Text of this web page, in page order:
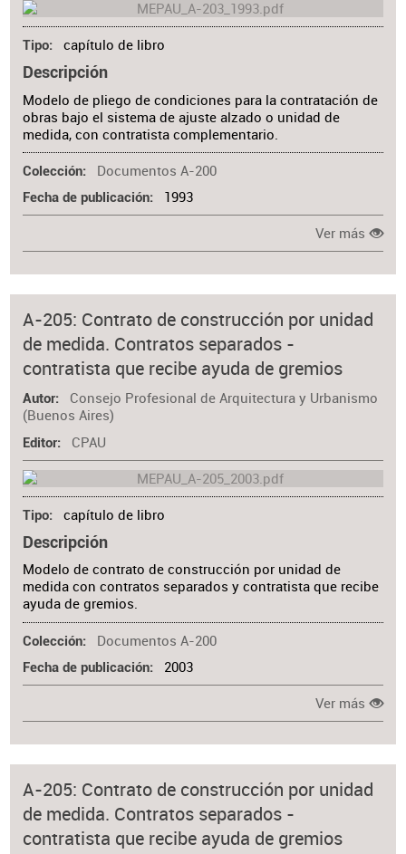
Tipo capítulo de libro
Descripción
Modelo de pliego de condiciones para la contratación de
obras bajo el sistema de ajuste alzado o unidad de
medida, con contratista complementario.
Colección Documentos A-200
Fecha de publicación 1993
Ver más
A-205: Contrato de construcción por unidad
de medida. Contratos separados -
contratista que recibe ayuda de gremios
Autor
Consejo Profesional de Arquitectura y Urbanismo
(Buenos Aires)
Editor CPAU
Tipo capítulo de libro
Descripción
Modelo de contrato de construcción por unidad de
medida con contratos separados y contratista que recibe
ayuda de gremios.
Colección Documentos A-200
Fecha de publicación 2003
Ver más
A-205: Contrato de construcción por unidad
de medida. Contratos separados -
contratista que recibe ayuda de gremios